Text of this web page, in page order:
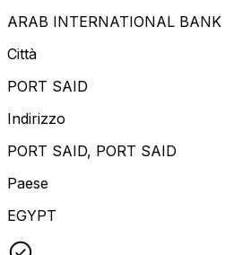
ARAB INTERNATIONAL BANK
Città
PORT SAID
Indirizzo
PORT SAID, PORT SAID
Paese
EGYPT